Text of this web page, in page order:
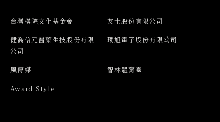
台灣棋院文化基金會
友士股份有限公司
健喬信元醫藥生技股份有限
公司
環旭電子股份有限公司
風傳媒
智林體育臺
Award Style